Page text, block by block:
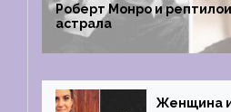
Роберт Монро и
астрала
Женщина